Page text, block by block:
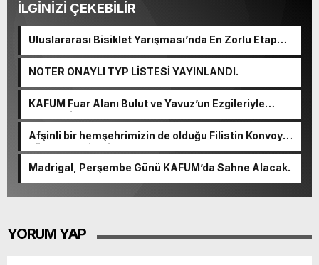
İLGİNİZİ ÇEKEBİLİR
Uluslararası Bisiklet Yarışması’nda En Zorlu Etap
Tamamlandı.
NOTER ONAYLI TYP LİSTESİ YAYINLANDI.
KAFUM Fuar Alanı Bulut ve Yavuz’un Ezgileriyle
Şenlendi.
Afşinli bir hemşehrimizin de olduğu Filistin Konvoyu,
güçlenerek ilerliyor.
Madrigal, Perşembe Günü KAFUM’da Sahne Alacak.
YORUM YAP